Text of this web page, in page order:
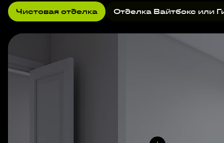
Чистовая отделка Отделка Вайтбокс или